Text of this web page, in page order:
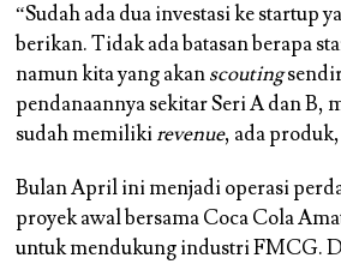
“Sudah ada dua investasi ke startup
berikan. Tidak ada batasan berapa
namun kita yang akanscouting
pendanaannya sekitar Seri A dan B,
sudah memilikirevenue, ada
Bulan April ini menjadi operasi
proyek awal bersama Coca Cola
untuk mendukung industri FMCG.